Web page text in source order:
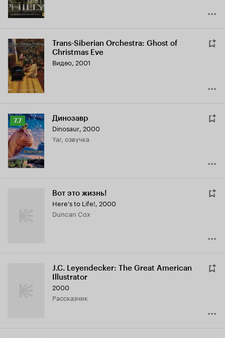
Trans-Siberian Orchestra: Ghost of
Christmas Eve
Видео, 2001
Рейтинг
Кинопоиска
7.7
7.7 Динозавр
Dinosaur, 2000
Yar, озвучка
Вот это жизнь!
Here's to Life!, 2000
Duncan Cox
J.C. Leyendecker: The Great American
Illustrator
2000
рассказчик